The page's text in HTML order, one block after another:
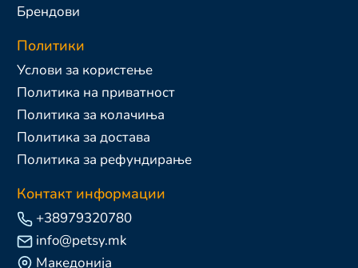
Брендови
Политики
Услови за користење
Политика на приватност
Политика за колачиња
Политика за достава
Политика за рефундирање
Контакт информации
+38979320780
info@petsy.mk
Македонија